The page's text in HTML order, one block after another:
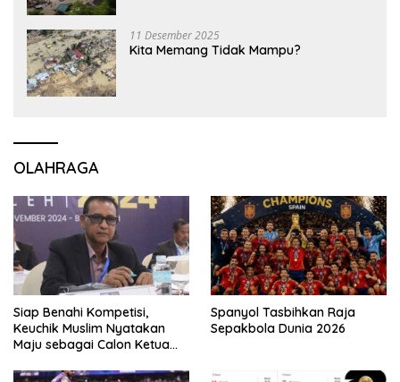
11 Desember 2025
Kita Memang Tidak Mampu?
OLAHRAGA
Siap Benahi Kompetisi,
Keuchik Muslim Nyatakan
Maju sebagai Calon Ketua
Spanyol Tasbihkan Raja
Sepakbola Dunia 2026